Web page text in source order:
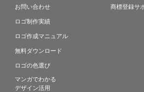
お問い合わせ
ロゴ制作実績
ロゴ作成マニュアル
無料ダウンロード
ロゴの色選び
マンガでわかる
デザイン活用
商標登録サ